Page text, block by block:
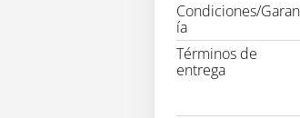
Condiciones/
ía
Términos de
entrega